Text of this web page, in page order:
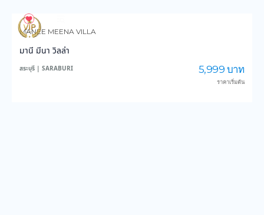
836
MANEE MEENA VILLA
มานี มีนา วิลล่า
สระบุรี | SARABURI 5,999 บาท
ราคาเริ่มต้น